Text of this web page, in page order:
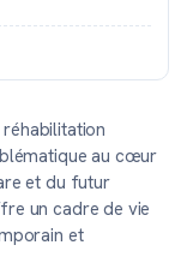
au cœur
et du futur
un cadre de vie
et